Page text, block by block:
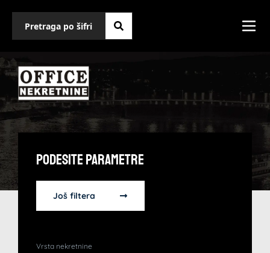
Podesite Parametre
Još filtera
Vrsta nekretnine